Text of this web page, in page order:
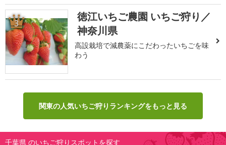
3
徳江いちご農園 いちご狩り／
神奈川県
高設栽培で減農薬にこだわったいちごを味
わう
関東の人気いちご狩りランキングをもっと見る
千葉県 のいちご狩りスポットを探す